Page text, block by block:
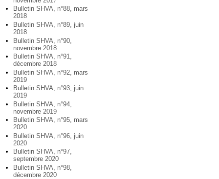
Bulletin SHVA, n°88, mars
2018
Bulletin SHVA, n°89, juin
2018
Bulletin SHVA, n°90,
novembre 2018
Bulletin SHVA, n°91,
décembre 2018
Bulletin SHVA, n°92, mars
2019
Bulletin SHVA, n°93, juin
2019
Bulletin SHVA, n°94,
novembre 2019
Bulletin SHVA, n°95, mars
2020
Bulletin SHVA, n°96, juin
2020
Bulletin SHVA, n°97,
septembre 2020
Bulletin SHVA, n°98,
décembre 2020